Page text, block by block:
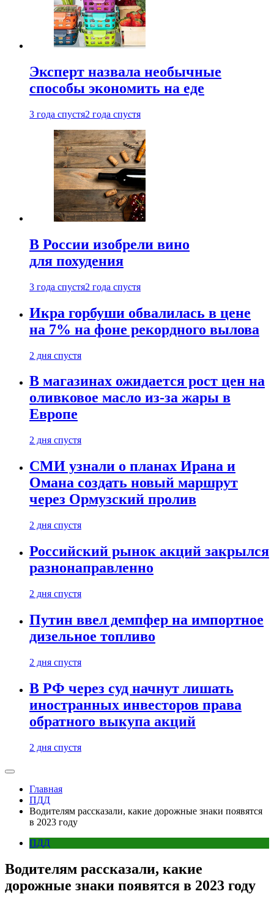
Эксперт назвала необычные
способы экономить на еде
3 года спустя2 года спустя
В России изобрели вино
для похудения
3 года спустя2 года спустя
Икра горбуши обвалилась в цене
на 7% на фоне рекордного вылова
2 дня спустя
В магазинах ожидается рост цен на
оливковое масло из-за жары в
Европе
2 дня спустя
СМИ узнали о планах Ирана и
Омана создать новый маршрут
через Ормузский пролив
2 дня спустя
Российский рынок акций закрылся
разнонаправленно
2 дня спустя
Путин ввел демпфер на импортное
дизельное топливо
2 дня спустя
В РФ через суд начнут лишать
иностранных инвесторов права
обратного выкупа акций
2 дня спустя
Главная
ПДД
Водителям рассказали, какие дорожные знаки появятся
в 2023 году
ПДД
Водителям рассказали, какие
дорожные знаки появятся в 2023 году